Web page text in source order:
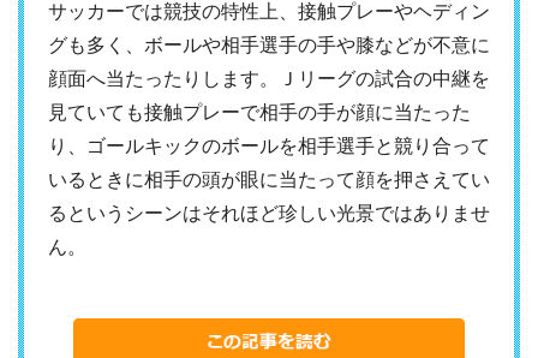
サッカーでは競技の特性上、接触プレーやヘディン
グも多く、ボールや相手選手の手や膝などが不意に
顔面へ当たったりします。Ｊリーグの試合の中継を
見ていても接触プレーで相手の手が顔に当たった
り、ゴールキックのボールを相手選手と競り合って
いるときに相手の頭が眼に当たって顔を押さえてい
るというシーンはそれほど珍しい光景ではありませ
ん。